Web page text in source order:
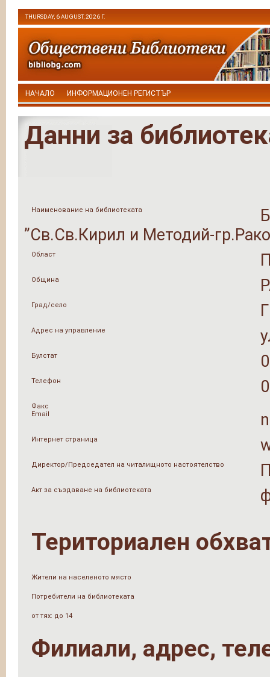
THURSDAY, 6 AUGUST, 2026 Г.
НАЧАЛО ИНФОРМАЦИОНЕН РЕГИСТЪР
Данни за
Наименование на библиотеката
”Св.Св.Кирил и Методий-
Област
Община
Град/село
Адрес на управление
Булстат
Телефон
Факс
Email
Интернет страница
Директор/Председател на читалищното настоятелство
Акт за създаване на библиотеката
Териториален
Жители на населеното място
Потребители на библиотеката
от тях: до 14
Филиали, адрес,